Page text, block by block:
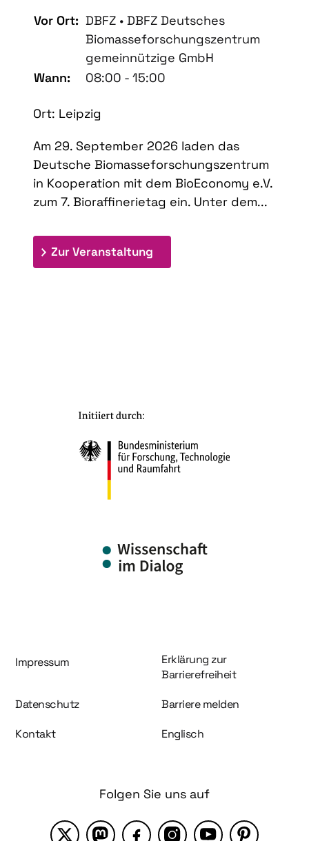
Vor Ort: DBFZ • DBFZ Deutsches
Biomasseforschungszentrum
gemeinnützige GmbH
Wann:
08:00 - 15:00
Ort: Leipzig
Am 29. September 2026 laden das
Deutsche Biomasseforschungszentrum
in Kooperation mit dem BioEconomy e.V.
zum 7. Bioraffinerietag ein. Unter dem...
Zur Veranstaltung
Information und Service
Impressum
Erklärung zur
Barrierefreiheit
Datenschutz Barriere melden
Kontakt Englisch
Folgen Sie uns auf